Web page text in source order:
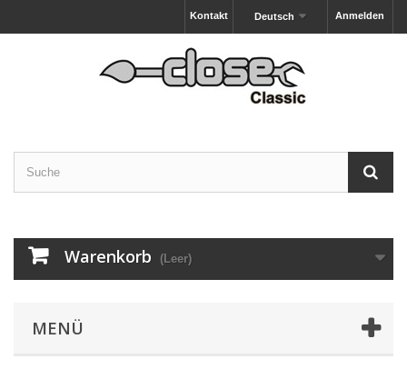
Anmelden
Deutsch
Kontakt
Warenkorb (Leer)
MENÜ